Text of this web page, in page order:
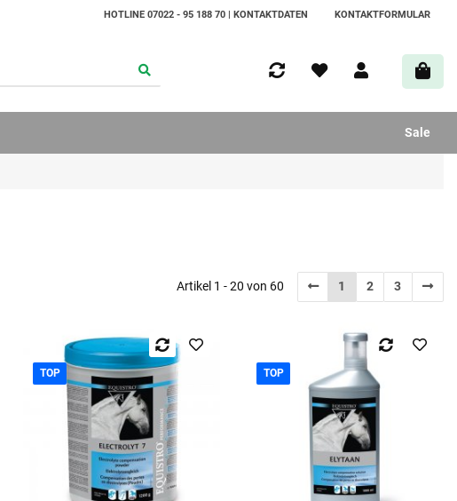
HOTLINE 07022 - 95 188 70 | KONTAKTDATEN KONTAKTFORMULAR
Sale
Artikel 1 - 20 von 60 1 2 3
TOP TOP